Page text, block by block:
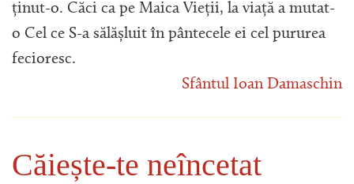
ținut-o. Căci ca pe Maica Vieții, la viață a mutat-
o Cel ce S-a sălășluit în pântecele ei cel pururea
fecioresc.
Sfântul Ioan Damaschin
Căiește-te neîncetat